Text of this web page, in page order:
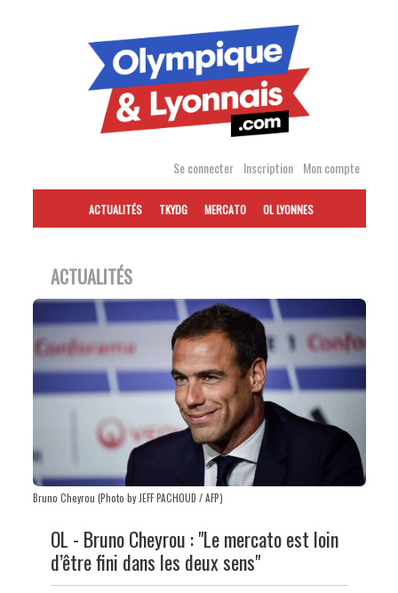
Se connecter Inscription Mon compte
ACTUALITÉS TKYDG MERCATO OL LYONNES
ACTUALITÉS
Bruno Cheyrou (Photo by JEFF PACHOUD / AFP)
OL - Bruno Cheyrou : "Le mercato est loin
d’être fini dans les deux sens"